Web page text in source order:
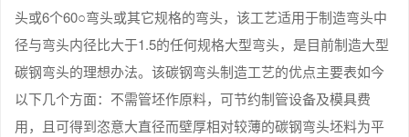
头或6个60○弯头或其它规格的弯头，该工艺适用于制造弯头中
径与弯头内径比大于1.5的任何规格大型弯头，是目前制造大型
碳钢弯头的理想办法。该碳钢弯头制造工艺的优点主要表如今
以下几个方面：不需管坯作原料，可节约制管设备及模具费
用，且可得到恣意大直径而壁厚相对较薄的碳钢弯头坯料为平